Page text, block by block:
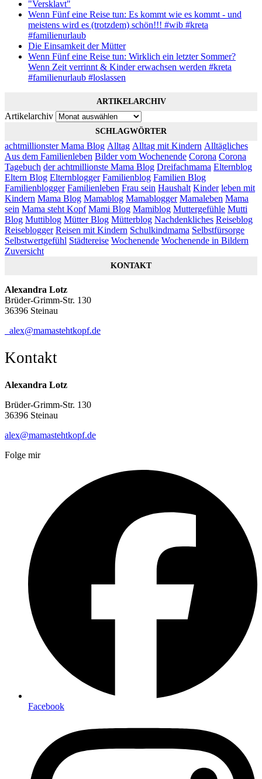
"Versklavt"
Wenn Fünf eine Reise tun: Es kommt wie es kommt - und
meistens wird es (trotzdem) schön!!! #wib #kreta
#familienurlaub
Die Einsamkeit der Mütter
Wenn Fünf eine Reise tun: Wirklich ein letzter Sommer?
Wenn Zeit verrinnt & Kinder erwachsen werden #kreta
#familienurlaub #loslassen
ARTIKELARCHIV
Artikelarchiv
SCHLAGWÖRTER
achtmillionster Mama Blog Alltag Alltag mit Kindern Alltägliches
Aus dem Familienleben Bilder vom Wochenende Corona Corona
Tagebuch der achtmillionste Mama Blog Dreifachmama Elternblog
Eltern Blog Elternblogger Familienblog Familien Blog
Familienblogger Familienleben Frau sein Haushalt Kinder leben mit
Kindern Mama Blog Mamablog Mamablogger Mamaleben Mama
sein Mama steht Kopf Mami Blog Mamiblog Muttergefühle Mutti
Blog Muttiblog Mütter Blog Mütterblog Nachdenkliches Reiseblog
Reiseblogger Reisen mit Kindern Schulkindmama Selbstfürsorge
Selbstwertgefühl Städtereise Wochenende Wochenende in Bildern
Zuversicht
KONTAKT
Alexandra Lotz
Brüder-Grimm-Str. 130
36396 Steinau
alex@mamastehtkopf.de
Kontakt
Alexandra Lotz
Brüder-Grimm-Str. 130
36396 Steinau
alex@mamastehtkopf.de
Folge mir
Facebook